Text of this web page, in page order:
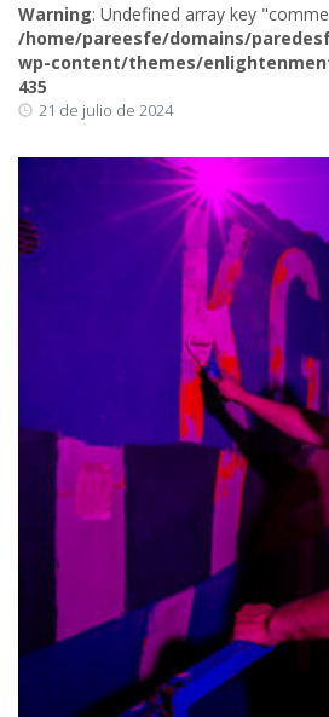
Warning: Undefined array key
/home/pareesfe/domains/
wp-content/themes/
435
21 de julio de 2024